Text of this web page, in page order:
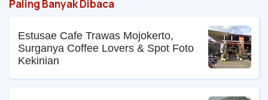
Paling Banyak Dibaca
Estusae Cafe Trawas Mojokerto,
Surganya Coffee Lovers & Spot Foto
Kekinian